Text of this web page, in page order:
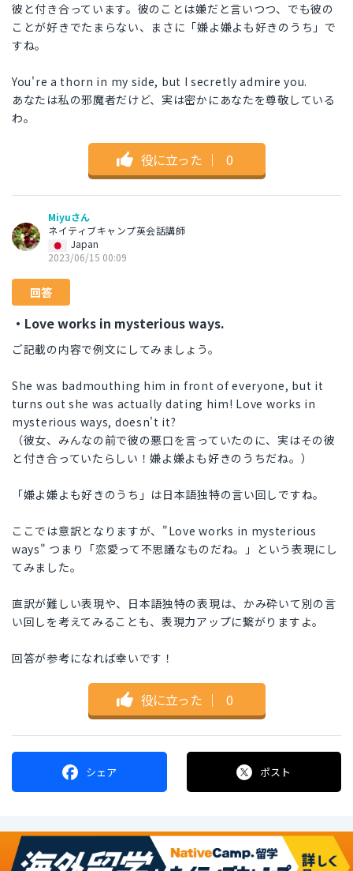
彼と付き合っています。彼のことは嫌だと言いつつ、でも彼の
ことが好きでたまらない、まさに「嫌よ嫌よも好きのうち」で
すね。
You're a thorn in my side, but I secretly admire you.
あなたは私の邪魔者だけど、実は密かにあなたを尊敬している
わ。
役に立った ｜ 0
Miyuさん
ネイティブキャンプ英会話講師
Japan
2023/06/15 00:09
回答
・Love works in mysterious ways.
ご記載の内容で例文にしてみましょう。
She was badmouthing him in front of everyone, but it
turns out she was actually dating him! Love works in
mysterious ways, doesn't it?
（彼女、みんなの前で彼の悪口を言っていたのに、実はその彼
と付き合っていたらしい！嫌よ嫌よも好きのうちだね。）
「嫌よ嫌よも好きのうち」は日本語独特の言い回しですね。
ここでは意訳となりますが、"Love works in mysterious
ways" つまり「恋愛って不思議なものだね。」という表現にし
てみました。
直訳が難しい表現や、日本語独特の表現は、かみ砕いて別の言
い回しを考えてみることも、表現力アップに繋がりますよ。
回答が参考になれば幸いです！
役に立った ｜ 0
シェア ポスト